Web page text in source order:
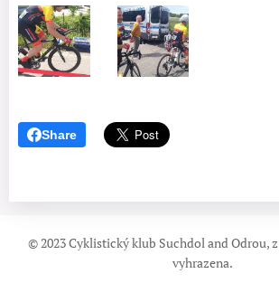
Share
© 2023 Cyklistický klub Suchdol and Odrou,
vyhrazena.